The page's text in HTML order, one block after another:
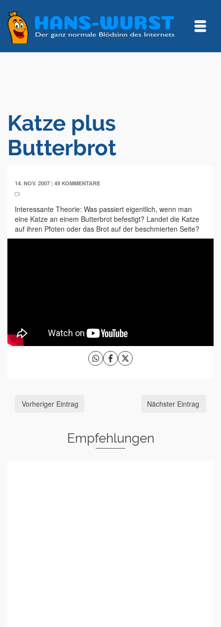
Katze plus
Butterbrot
14. NOV. 2007 | 49 KOMMENTARE
Interessante Theorie: Was passiert eigentlich, wenn man
eine Katze an einem Butterbrot befestigt? Landet die Katze
auf ihren Pfoten oder das Brot auf der beschmierten Seite?
Vorheriger Eintrag Nächster Eintrag
Empfehlungen